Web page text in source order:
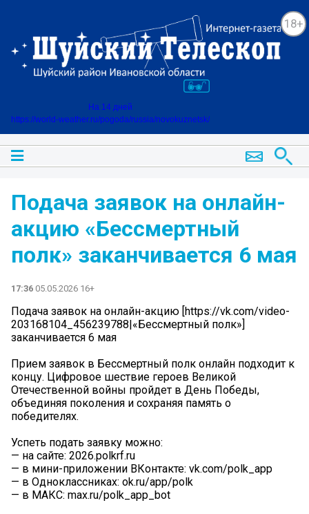
18+
На 14 дней
https://world-weather.ru/pogoda/russia/novokuznetsk/
Подача заявок на онлайн-
акцию «Бессмертный
полк» заканчивается 6 мая
17:36 05.05.2026 16+
Подача заявок на онлайн-акцию [https://vk.com/video-
203168104_456239788|«Бессмертный полк»]
заканчивается 6 мая
Прием заявок в Бессмертный полк онлайн подходит к
концу. Цифровое шествие героев Великой
Отечественной войны пройдет в День Победы,
объединяя поколения и сохраняя память о
победителях.
Успеть подать заявку можно:
— на сайте: 2026.polkrf.ru
— в мини-приложении ВКонтакте: vk.com/polk_app
— в Одноклассниках: ok.ru/app/polk
— в МАКС: max.ru/polk_app_bot